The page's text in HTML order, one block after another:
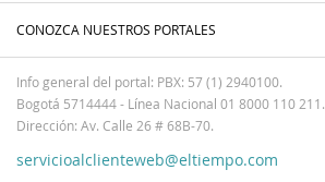
CONOZCA NUESTROS PORTALES
Info general del portal: PBX: 57 (1) 2940100.
Bogotá 5714444 - Línea Nacional 01 8000 110 211.
Dirección: Av. Calle 26 # 68B-70.
servicioalclienteweb@eltiempo.com